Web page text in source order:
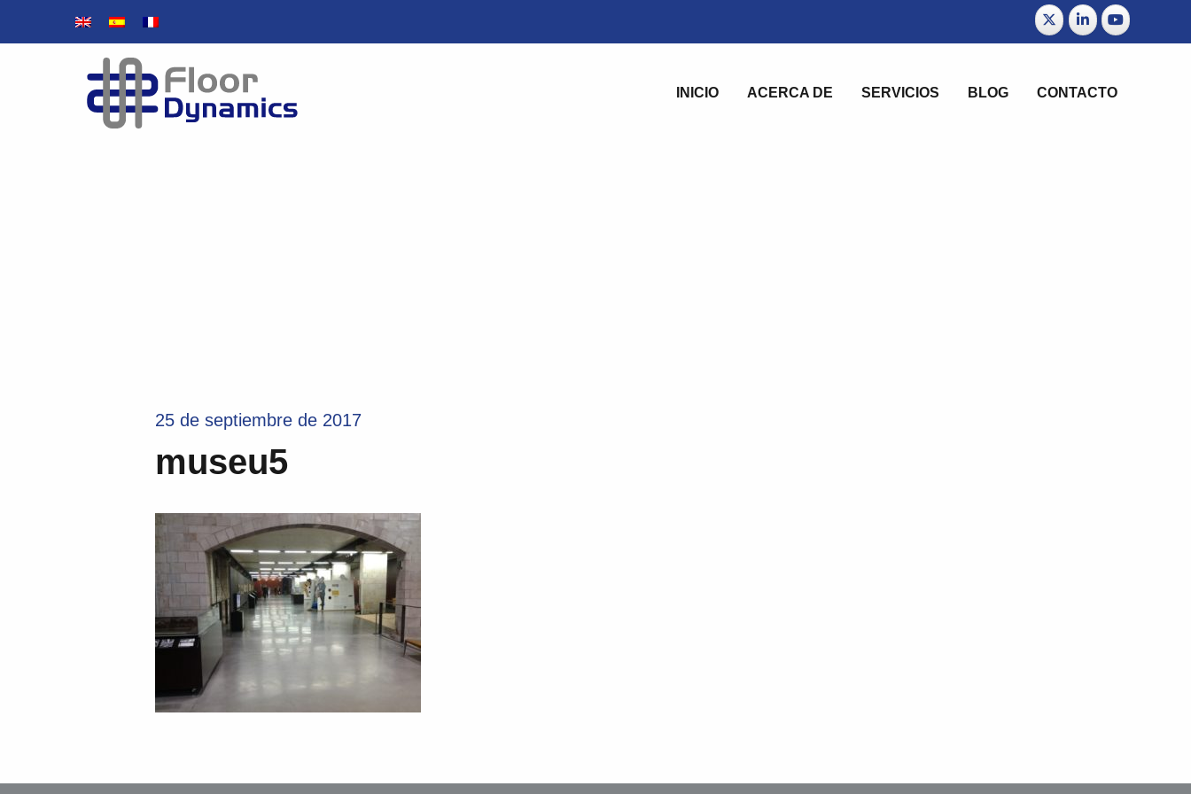
INICIO ACERCA DE SERVICIOS BLOG CONTACTO
25 de septiembre de 2017
museu5